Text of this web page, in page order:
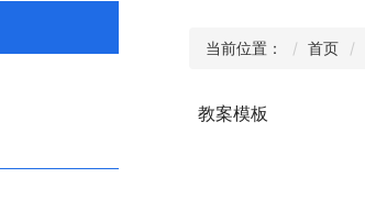
当前位置： 首页
教案模板